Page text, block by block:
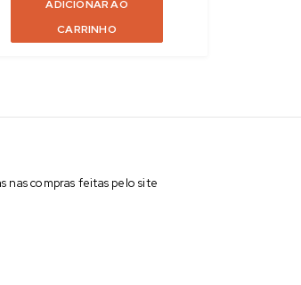
ADICIONAR AO
CARRINHO
nas compras feitas pelo site